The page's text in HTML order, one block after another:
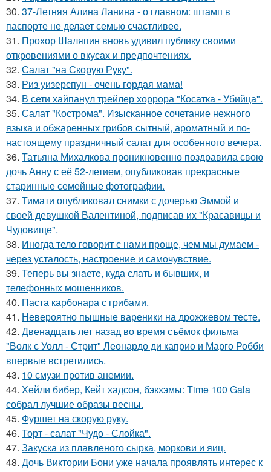
30. 37-Летняя Алина Ланина - о главном: штамп в
паспорте не делает семью счастливее.
31. Прохор Шаляпин вновь удивил публику своими
откровениями о вкусах и предпочтениях.
32. Салат "на Скорую Руку".
33. Риз уизерспун - очень гордая мама!
34. В сети хайпанул трейлер хоррора "Косатка - Убийца".
35. Салат "Кострома". Изысканное сочетание нежного
языка и обжаренных грибов сытный, ароматный и по-
настоящему праздничный салат для особенного вечера.
36. Татьяна Михалкова проникновенно поздравила свою
дочь Анну с её 52-летием, опубликовав прекрасные
старинные семейные фотографии.
37. Тимати опубликовал снимки с дочерью Эммой и
своей девушкой Валентиной, подписав их "Красавицы и
Чудовище".
38. Иногда тело говорит с нами проще, чем мы думаем -
через усталость, настроение и самочувствие.
39. Теперь вы знaетe, куда слать и бывших, и
телeфонныx мошенников.
40. Паста карбонара с грибами.
41. Невероятно пышные вареники на дрожжевом тесте.
42. Двенадцать лет назад во время съёмок фильма
"Волк с Уолл - Стрит" Леонардо ди каприо и Марго Робби
впервые встретились.
43. 10 смузи против анемии.
44. Хейли бибер, Кейт хадсон, бэкхэмы: Time 100 Gala
собрал лучшие образы весны.
45. Фуршет на скорую руку.
46. Торт - салат "Чудо - Слойка".
47. Закуска из плавленого сырка, моркови и яиц.
48. Дочь Виктории Бони уже начала проявлять интерес к